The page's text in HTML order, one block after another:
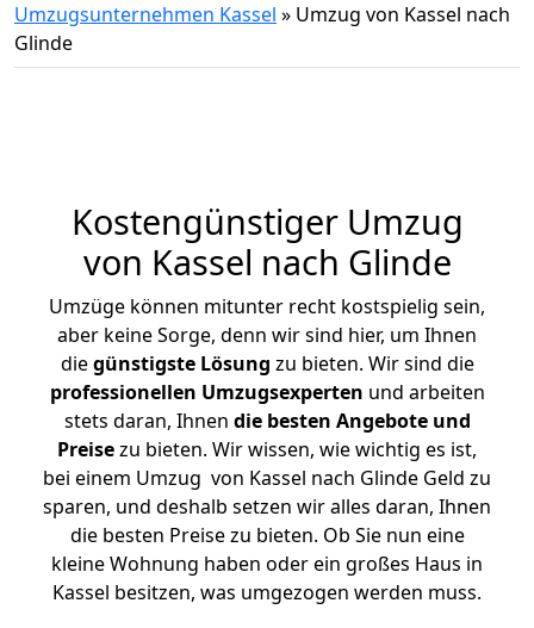
Umzugsunternehmen Kassel » Umzug von Kassel nach
Glinde
Kostengünstiger Umzug
von Kassel nach Glinde
Umzüge können mitunter recht kostspielig sein,
aber keine Sorge, denn wir sind hier, um Ihnen
diegünstigste Lösung zu bieten. Wir sind die
professionellen Umzugsexperten und arbeiten
stets daran, Ihnen die besten Angebote und
Preisezu bieten. Wir wissen, wie wichtig es ist,
bei einem Umzug von Kassel nach Glinde Geld zu
sparen, und deshalb setzen wir alles daran, Ihnen
die besten Preise zu bieten. Ob Sie nun eine
kleine Wohnung haben oder ein großes Haus in
Kassel besitzen, was umgezogen werden muss.